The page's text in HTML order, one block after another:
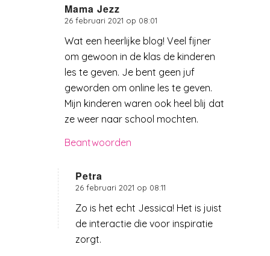
Mama Jezz
zegt:
26 februari 2021 op 08:01
Wat een heerlijke blog! Veel fijner
om gewoon in de klas de kinderen
les te geven. Je bent geen juf
geworden om online les te geven.
Mijn kinderen waren ook heel blij dat
ze weer naar school mochten.
Beantwoorden
Petra
zegt:
26 februari 2021 op 08:11
Zo is het echt Jessica! Het is juist
de interactie die voor inspiratie
zorgt.